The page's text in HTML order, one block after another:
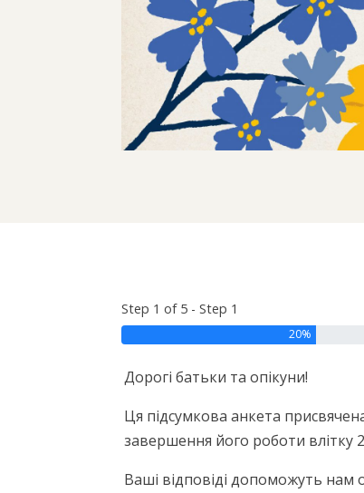
Step 1 of 5 - Step 1
20%
Дорогі батьки та опікуни!
Ця підсумкова анкета
завершення його роботи влітку
Ваші відповіді допоможуть нам